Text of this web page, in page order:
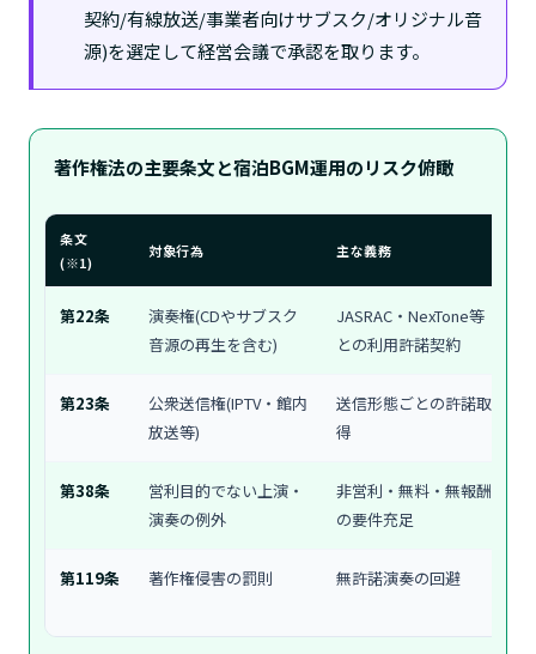
契約/有線放送/事業者向けサブスク/オリジナル音
源)を選定して経営会議で承認を取ります。
著作権法の主要条文と宿泊BGM運用のリスク俯瞰
条文
(※1)
対象行為 主な義務
第22条
演奏権(CDやサブスク
音源の再生を含む)
JASRAC・NexTone等
との利用許諾契約
第23条
公衆送信権(IPTV・館内
放送等)
送信形態ごとの許諾取
得
第38条
営利目的でない上演・
演奏の例外
非営利・無料・無報酬
の要件充足
第119条 著作権侵害の罰則 無許諾演奏の回避